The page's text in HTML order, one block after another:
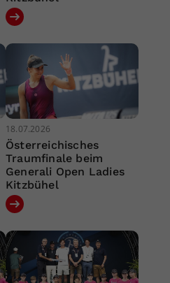
18.07.2026
Österreichisches
Traumfinale beim
Generali Open Ladies
Kitzbühel